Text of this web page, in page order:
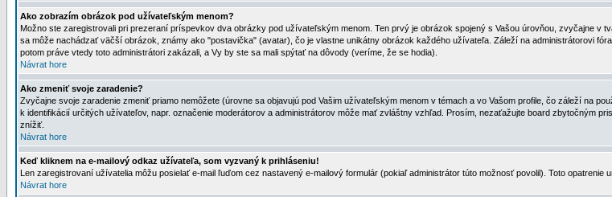
Ako zobrazím obrázok pod užívateľským menom?
Možno ste zaregistrovali pri prezeraní príspevkov dva obrázky pod užívateľským menom. Ten prvý je obrázok spojený s Vašou úrovňou, zvyčajne
sa môže nachádzať väčší obrázok, známy ako "postavička" (avatar), čo je vlastne unikátny obrázok každého užívateľa. Záleží na administrátorovi
potom práve vtedy toto administrátori zakázali, a Vy by ste sa mali spýtať na dôvody (veríme, že se hodia).
Návrat hore
Ako zmeniť svoje zaradenie?
Zvyčajne svoje zaradenie zmeniť priamo nemôžete (úrovne sa objavujú pod Vašim užívateľským menom v témach a vo Vašom profile, čo záleží na
k identifikácií určitých užívateľov, napr. označenie moderátorov a administrátorov môže mať zvláštny vzhľad. Prosím, nezaťažujte board zbytočným
znížiť.
Návrat hore
Keď kliknem na e-mailový odkaz užívateľa, som vyzvaný k prihláseniu!
Len zaregistrovaní užívatelia môžu posielať e-mail ľuďom cez nastavený e-mailový formulár (pokiaľ administrátor túto možnosť povolil). Toto
Návrat hore